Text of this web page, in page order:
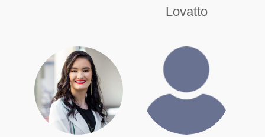
Lovatto